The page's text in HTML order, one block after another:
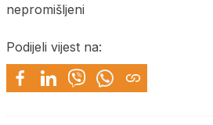
nepromišljeni
Podijeli vijest na: